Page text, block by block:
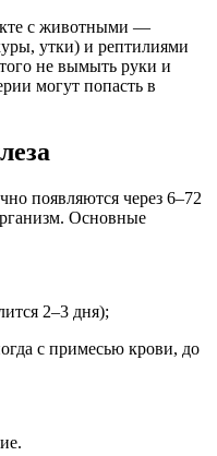
с животными —
утки) и рептилиями
не вымыть руки и
могут попасть в
появляются через 6–72
Основные
2–3 дня);
с примесью крови, до